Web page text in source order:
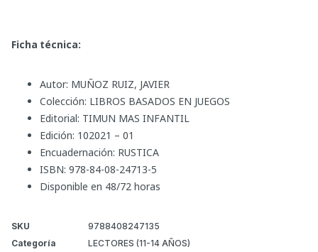
Ficha técnica:
Autor: MUÑOZ RUIZ, JAVIER
Colección: LIBROS BASADOS EN JUEGOS
Editorial: TIMUN MAS INFANTIL
Edición: 102021 – 01
Encuadernación: RUSTICA
ISBN: 978-84-08-24713-5
Disponible en 48/72 horas
SKU
9788408247135
Categoría
LECTORES (11-14 AÑOS)